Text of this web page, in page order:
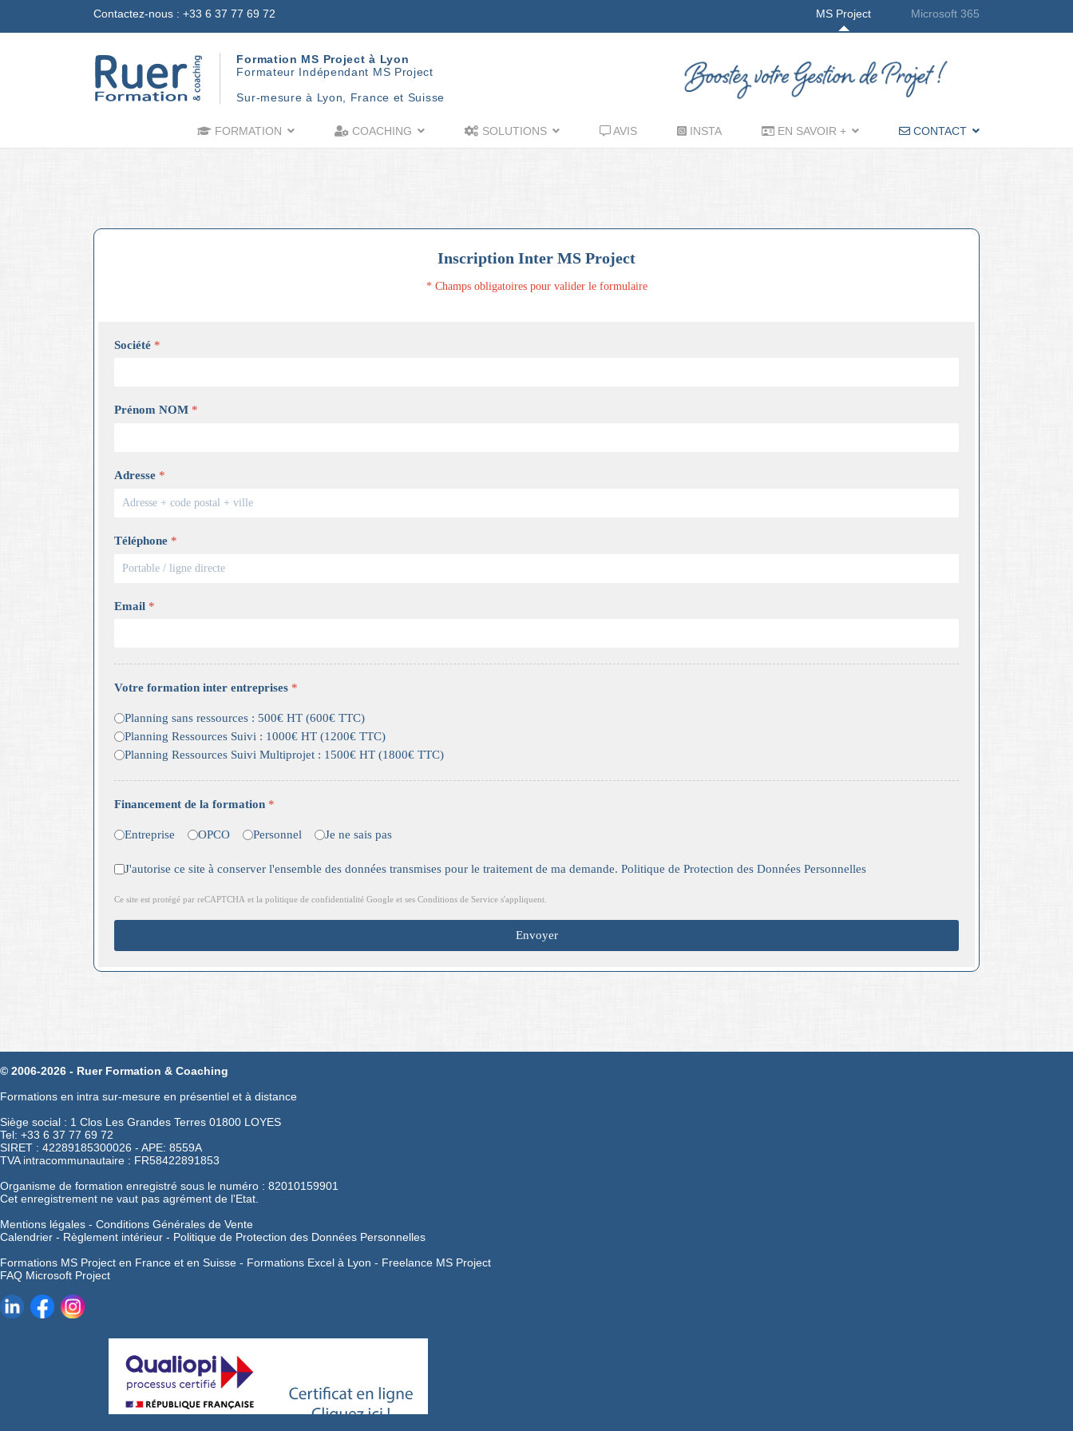
Contactez-nous : +33 6 37 77 69 72 MS Project Microsoft 365
Formation MS Project à Lyon
Formateur Indépendant MS Project
Sur-mesure à Lyon, France et Suisse
FORMATION COACHING SOLUTIONS AVIS INSTA EN SAVOIR + CONTACT
Inscription Inter MS Project
* Champs obligatoires pour valider le formulaire
Société *
Prénom NOM *
Adresse *
Téléphone *
Email *
Votre formation inter entreprises *
Planning sans ressources : 500€ HT (600€ TTC)
Planning Ressources Suivi : 1000€ HT (1200€ TTC)
Planning Ressources Suivi Multiprojet : 1500€ HT (1800€ TTC)
Financement de la formation *
Entreprise OPCO Personnel Je ne sais pas
RGPD*
J'autorise ce site à conserver l'ensemble des données transmises pour le traitement de ma demande. Politique de Protection des Données Personnelles
reCAPTCHA*
Ce site est protégé par reCAPTCHA et la politique de confidentialité Google et ses Conditions de Service s'appliquent.
Envoyer
© 2006-2026 - Ruer Formation & Coaching
Formations en intra sur-mesure en présentiel et à distance
Siège social : 1 Clos Les Grandes Terres 01800 LOYES
Tel: +33 6 37 77 69 72
SIRET : 42289185300026 - APE: 8559A
TVA intracommunautaire : FR58422891853
Organisme de formation enregistré sous le numéro : 82010159901
Cet enregistrement ne vaut pas agrément de l'Etat.
Mentions légales - Conditions Générales de Vente
Calendrier - Règlement intérieur - Politique de Protection des Données Personnelles
Formations MS Project en France et en Suisse - Formations Excel à Lyon - Freelance MS Project
FAQ Microsoft Project